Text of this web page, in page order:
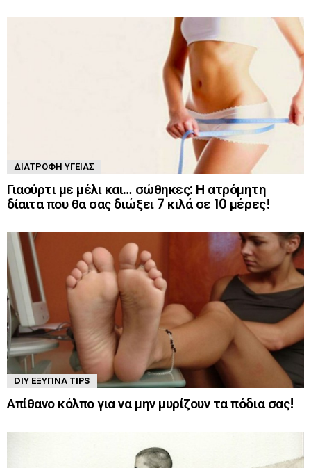
ΔΙΑΤΡΟΦΉ ΥΓΕΊΑΣ
Γιαούρτι με μέλι και… σώθηκες: Η ατρόμητη
δίαιτα που θα σας διώξει 7 κιλά σε 10 μέρες!
DIY ΈΞΥΠΝΑ TIPS
Απίθανο κόλπο για να μην μυρίζουν τα πόδια σας!